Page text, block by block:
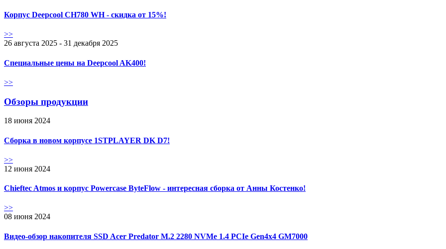
Корпус Deepcool CH780 WH - скидка от 15%!
>>
26 августа 2025 - 31 декабря 2025
Специальные цены на Deepcool AK400!
>>
Обзоры продукции
18 июня 2024
Сборка в новом корпусе 1STPLAYER DK D7!
>>
12 июня 2024
Chieftec Atmos и корпус Powercase ByteFlow - интересная сборка от Анны Костенко!
>>
08 июня 2024
Видео-обзор накопителя SSD Acer Predator M.2 2280 NVMe 1.4 PCIe Gen4х4 GM7000